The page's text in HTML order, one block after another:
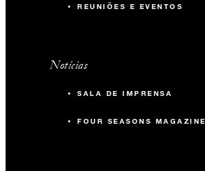
REUNIÕES E EVENTOS
Notícias
SALA DE IMPRENSA
FOUR SEASONS MAGAZINE